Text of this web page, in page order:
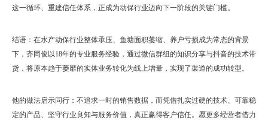
这一循环、重建信任体系，正成为动保行业迈向下一阶段的关键门槛。
结语： 在水产动保行业整体承压、鱼塘面积萎缩、养户亏损成为常态的背景
下， 齐同俊以18年的专业服务经验，通过微信群组的知识分享与抖音的技术带
货，将原本趋于萎靡的实体业务转化为线上增量，实现了渠道的成功转型。
他的做法启示同行：不追求一时的销售数据，而凭借扎实过硬的技术、可靠稳
定的产品、坚守行业良知与服务价值，真正赢得客户信任。愿更多经营者借力